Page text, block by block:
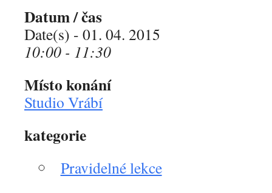
Datum / čas
Date(s) - 01. 04. 2015
10:00 - 11:30
Místo konání
Studio Vrábí
kategorie
Pravidelné lekce